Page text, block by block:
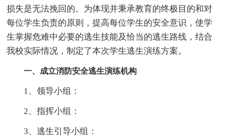
损失是无法挽回的。为体现并秉承教育的终极目的和对
每位学生负责的原则，提高每位学生的安全意识，使学
生掌握危难中必要的逃生技能及恰当的逃生路线，结合
我校实际情况，制定了本次学生逃生演练方案。
一、成立消防安全逃生演练机构
1、领导小组：
2、指挥小组：
3、逃生引导小组：